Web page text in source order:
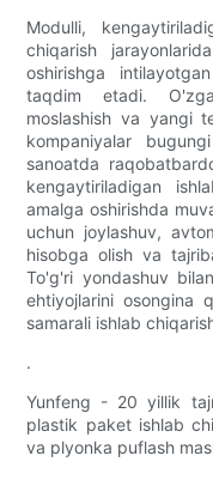
Modulli,
chiqarish
oshirishga
taqdim etadi.
moslashish va yangi
kompaniyalar
sanoatda
kengaytiriladigan
amalga oshirishda
uchun joylashuv,
hisobga olish va
To'g'ri yondashuv
ehtiyojlarini osongina
samarali ishlab
.
Yunfeng - 20 yillik
plastik paket ishlab
va plyonka puflash